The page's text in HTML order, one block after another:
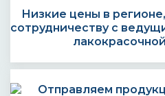
Низкие цены в
сотрудничеству с